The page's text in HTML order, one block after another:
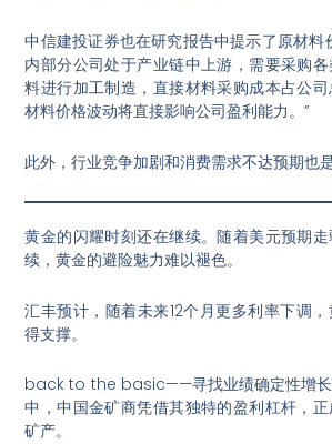
中信建投证券也在研究报告中提示了原材料
内部分公司处于产业链中上游，需要采购
料进行加工制造，直接材料采购成本占公
材料价格波动将直接影响公司盈利能力。”
此外，行业竞争加剧和消费需求不达预期也
黄金的闪耀时刻还在继续。随着美元预期
续，黄金的避险魅力难以褪色。
汇丰预计，随着未来12个月更多利率下调
得支撑。
back to the basic——寻找业绩确定性增长
中，中国金矿商凭借其独特的盈利杠杆，
矿产。